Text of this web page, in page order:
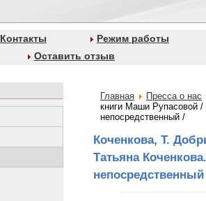
Контакты
Режим работы
Оставить отзыв
Главная
Пресса о нас
книги Маши Рупасовой /
непосредственный /
Коченкова, Т.
Татьяна